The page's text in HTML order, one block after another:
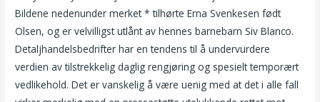
Bildene nedenunder merket * tilhørte Erna Svenkesen født
Olsen, og er velvilligst utlånt av hennes barnebarn Siv Blanco.
Detaljhandelsbedrifter har en tendens til å undervurdere
verdien av tilstrekkelig daglig rengjøring og spesielt temporært
vedlikehold. Det er vanskelig å være uenig med at det i alle fall